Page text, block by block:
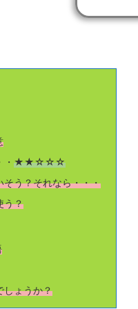
・ ★★☆☆☆
そう？それなら・・・
う？
しょうか？